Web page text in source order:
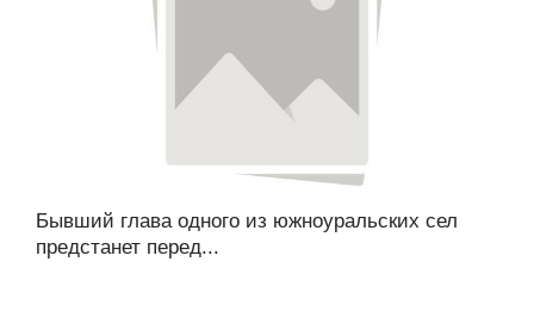
Бывший глава одного из южноуральских сел
предстанет перед...